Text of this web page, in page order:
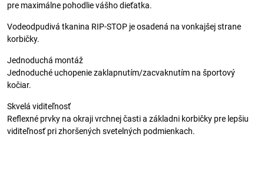
pre maximálne pohodlie vášho dieťatka.
Vodeodpudivá tkanina RIP-STOP je osadená na vonkajšej strane
korbičky.
Jednoduchá montáž
Jednoduché uchopenie zaklapnutím/zacvaknutím na športový
kočiar.
Skvelá viditeľnosť
Reflexné prvky na okraji vrchnej časti a základni korbičky pre lepšiu
viditeľnosť pri zhoršených svetelných podmienkach.